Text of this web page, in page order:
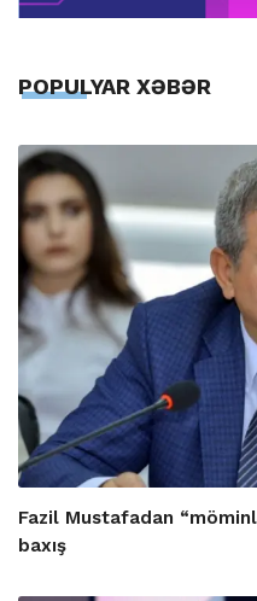
POPULYAR XƏBƏR
Fazil Mustafadan
baxış